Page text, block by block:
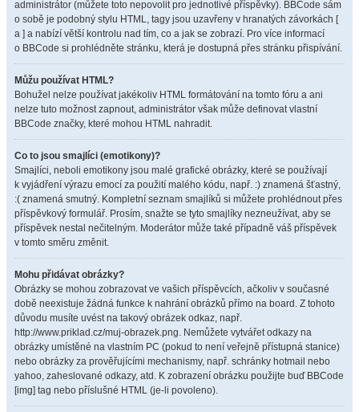
administrátor (můžete toto nepovolit pro jednotlivé příspěvky). BBCode sám
o sobě je podobný stylu HTML, tagy jsou uzavřeny v hranatých závorkách [
a ] a nabízí větší kontrolu nad tím, co a jak se zobrazí. Pro více informací
o BBCode si prohlédněte stránku, která je dostupná přes stránku přispívání.
Můžu používat HTML?
Bohužel nelze používat jakékoliv HTML formátování na tomto fóru a ani
nelze tuto možnost zapnout, administrátor však může definovat vlastní
BBCode značky, které mohou HTML nahradit.
Co to jsou smajlíci (emotikony)?
Smajlíci, neboli emotikony jsou malé grafické obrázky, které se používají
k vyjádření výrazu emocí za použití malého kódu, např. :) znamená šťastný,
:( znamená smutný. Kompletní seznam smajlíků si můžete prohlédnout přes
příspěvkový formulář. Prosím, snažte se tyto smajlíky nezneužívat, aby se
příspěvek nestal nečitelným. Moderátor může také případně váš příspěvek
v tomto směru změnit.
Mohu přidávat obrázky?
Obrázky se mohou zobrazovat ve vašich příspěvcích, ačkoliv v současné
době neexistuje žádná funkce k nahrání obrázků přímo na board. Z tohoto
důvodu musíte uvést na takový obrázek odkaz, např.
http://www.priklad.cz/muj-obrazek.png. Nemůžete vytvářet odkazy na
obrázky umístěné na vlastním PC (pokud to není veřejně přístupná stanice)
nebo obrázky za prověřujícími mechanismy, např. schránky hotmail nebo
yahoo, zaheslované odkazy, atd. K zobrazení obrázku použijte buď BBCode
[img] tag nebo příslušné HTML (je-li povoleno).